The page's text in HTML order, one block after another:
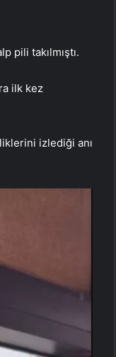
pili takılmıştı.
ilk kez
izlediği anı